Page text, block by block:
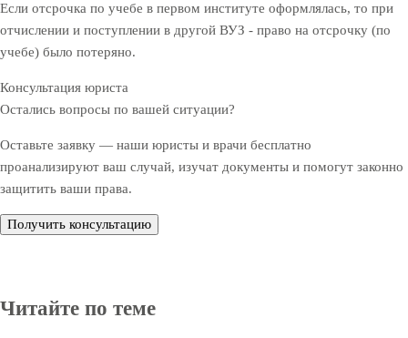
Если отсрочка по учебе в первом институте оформлялась, то при
отчислении и поступлении в другой ВУЗ - право на отсрочку (по
учебе) было потеряно.
Консультация юриста
Остались вопросы по вашей ситуации?
Оставьте заявку — наши юристы и врачи бесплатно
проанализируют ваш случай, изучат документы и помогут законно
защитить ваши права.
Получить консультацию
Читайте по теме